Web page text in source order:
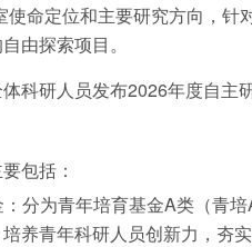
使命定位和主要研究方向，
由探索项目。
科研人员发布2026年度自主
包括：
分为青年培育基金A类（青
养青年科研人员创新力，夯